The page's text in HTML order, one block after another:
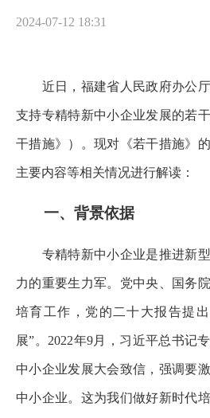
2024-07-12 18:31
近日，福建省人民政府办公厅
支持专精特新中小企业发展的若
干措施》）。现对《若干措施》
主要内容等相关情况进行解读：
一、背景依据
专精特新中小企业是推进新型
力的重要生力军。党中央、国务
培育工作，党的二十大报告提
展”。2022年9月，习近平总书记
中小企业发展大会致信，强调要
中小企业。这为我们做好新时代